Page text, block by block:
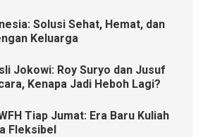
Solusi Sehat, Hemat, dan
Keluarga
Jokowi: Roy Suryo dan Jusuf
Kenapa Jadi Heboh Lagi?
Tiap Jumat: Era Baru Kuliah
Fleksibel